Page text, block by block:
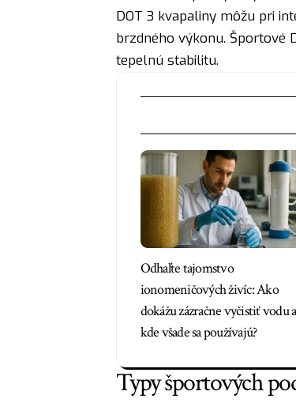
DOT 3 kvapaliny môžu pri
brzdného výkonu. Športové
tepelnú stabilitu.
Odhaľte tajomstvo
ionomeničových živíc: Ako
dokážu zázračne vyčistiť vodu a
kde všade sa používajú?
Typy športových